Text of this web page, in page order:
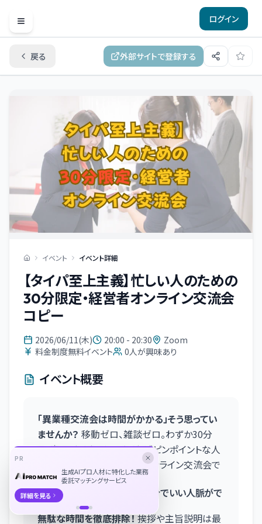
Open menu
ログイン
戻る 外部サイトで登録する
イベント イベント詳細
【タイパ至上主義】忙しい人のための
30分限定・経営者オンライン交流会
コピー
2026/06/11(木) 20:00 - 20:30
Zoom
料金制度無料イベント
0人が興味あり
イベント概要
「異業種交流会は時間がかかる」そう思ってい
ませんか？ 移動ゼロ、雑談ゼロ。わずか30分
で、次のビジネスにつながる「ピンポイントな人
脈」を構築する、超・効率型オンライン交流会で
す。
本イベントのメリット（なぜ30分でいい人脈がで
きるのか？）
無駄な時間を徹底排除！挨拶や主旨説明は最
PR
生成AIプロ人材に特化した業務
委託マッチングサービス
詳細を見る